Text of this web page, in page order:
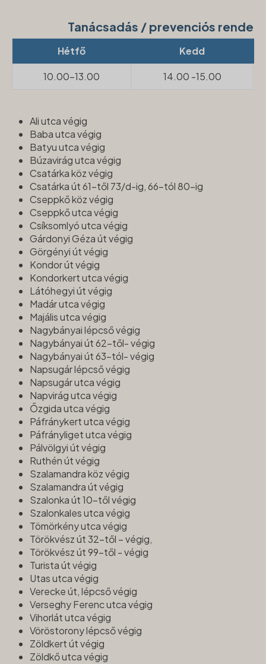
Tanácsadás / prevenciós rendelés
Hétfő Kedd
10.00-13.00 14.00 -15.00
Ali utca végig
Baba utca végig
Batyu utca végig
Búzavirág utca végig
Csatárka köz végig
Csatárka út 61-től 73/d-ig, 66-tól 80-ig
Cseppkő köz végig
Cseppkő utca végig
Csíksomlyó utca végig
Gárdonyi Géza út végig
Görgényi út végig
Kondor út végig
Kondorkert utca végig
Látóhegyi út végig
Madár utca végig
Majális utca végig
Nagybányai lépcső végig
Nagybányai út 62-től- végig
Nagybányai út 63-tól- végig
Napsugár lépcső végig
Napsugár utca végig
Napvirág utca végig
Őzgida utca végig
Páfránykert utca végig
Páfrányliget utca végig
Pálvölgyi út végig
Ruthén út végig
Szalamandra köz végig
Szalamandra út végig
Szalonka út 10-től végig
Szalonkales utca végig
Tömörkény utca végig
Törökvész út 32-től – végig,
Törökvész út 99-től - végig
Turista út végig
Utas utca végig
Verecke út, lépcső végig
Verseghy Ferenc utca végig
Vihorlát utca végig
Vöröstorony lépcső végig
Zöldkert út végig
Zöldkő utca végig